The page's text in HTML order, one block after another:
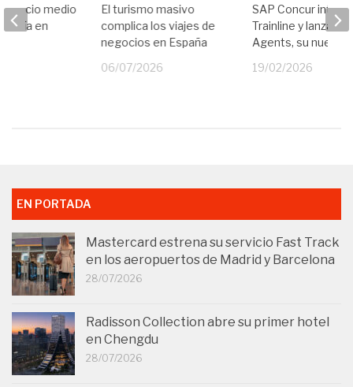
El turismo masivo
complica los viajes de
negocios en España
06/07/2026
SAP Concur
Trainline y lanza
Agents, su nueva
19/02/2026
precio medio
día en
EN PORTADA
Mastercard estrena su servicio Fast Track
en los aeropuertos de Madrid y Barcelona
28/07/2026
Radisson Collection abre su primer hotel
en Chengdu
28/07/2026